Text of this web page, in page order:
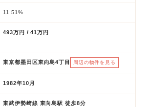
11.51%
493万円 / 41万円
東京都墨田区東向島4丁目 周辺の物件を見る
1982年10月
東武伊勢崎線 東向島駅 徒歩8分